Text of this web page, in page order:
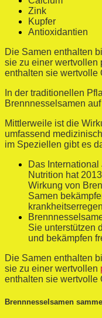
Zink
Kupfer
Antioxidantien
Die Samen enthalten
sie zu einer
enthalten sie wertvolle
In der traditionellen
Brennnesselsamen
Mittlerweile ist die
umfassend
im Speziellen gibt es
Das
Nutrition hat
Wirkung von
Samen
Sie unterstützen
und bekämpfen
Die Samen enthalten
sie zu einer wertvollen
enthalten sie wertvolle
Brennnesselsamen